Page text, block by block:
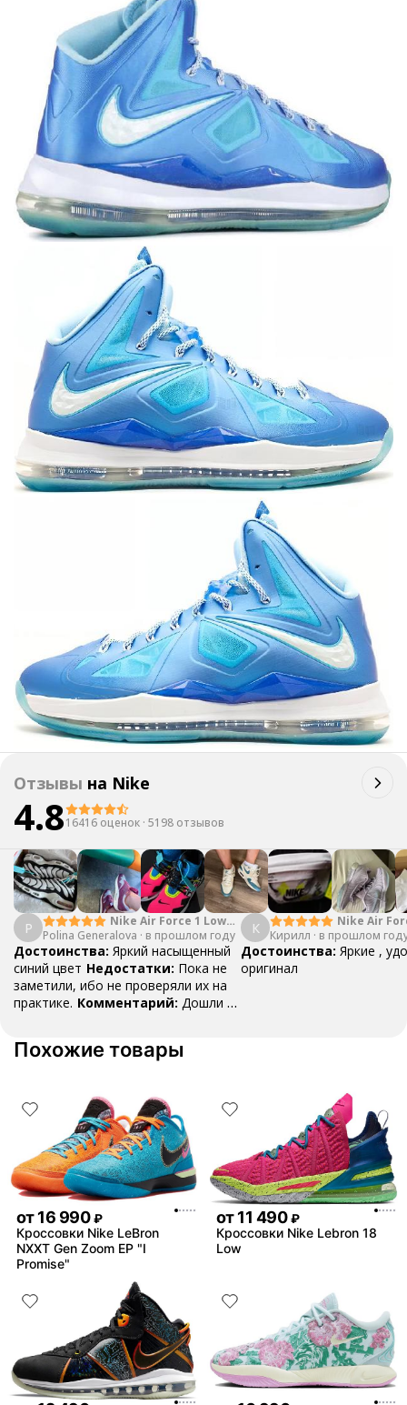
Отзывы на Nike
4.816416 оценок · 5198 отзывов
P
Nike Air Force 1 Low
College Pack White
Blue
Polina Generalova · в прошлом году
Достоинства: Яркий насыщенный
синий цвет Недостатки: Пока не
заметили, ибо не проверяли их на
практике. Комментарий: Дошли за
К
Nike Air
Yellow
Кирилл · в прошлом
Достоинства: Яркие ,
оригинал
Похожие товары
от16 990 ₽
Кроссовки Nike LeBron
NXXT Gen Zoom EP "I
Promise"
от11 490 ₽
Кроссовки Nike Lebron 18
Low